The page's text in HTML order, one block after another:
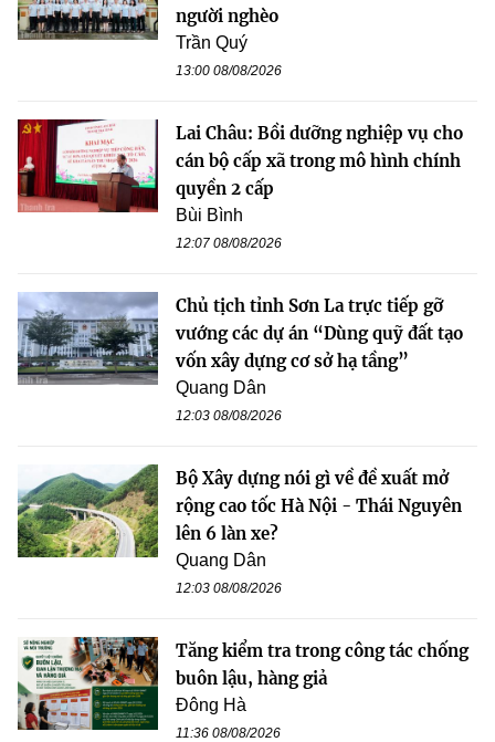
người nghèo
Trần Quý
13:00 08/08/2026
Lai Châu: Bồi dưỡng nghiệp vụ cho
cán bộ cấp xã trong mô hình chính
quyền 2 cấp
Bùi Bình
12:07 08/08/2026
Chủ tịch tỉnh Sơn La trực tiếp gỡ
vướng các dự án “Dùng quỹ đất tạo
vốn xây dựng cơ sở hạ tầng”
Quang Dân
12:03 08/08/2026
Bộ Xây dựng nói gì về đề xuất mở
rộng cao tốc Hà Nội - Thái Nguyên
lên 6 làn xe?
Quang Dân
12:03 08/08/2026
Tăng kiểm tra trong công tác chống
buôn lậu, hàng giả
Đông Hà
11:36 08/08/2026